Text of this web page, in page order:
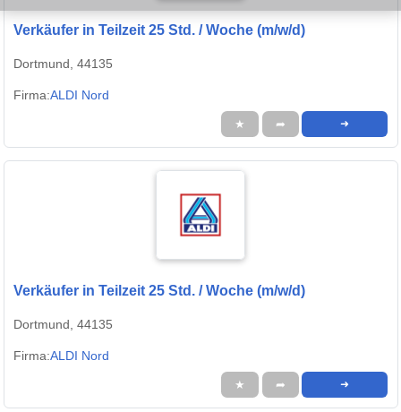
Verkäufer in Teilzeit 25 Std. / Woche (m/w/d)
Dortmund, 44135
Firma:ALDI Nord
★ ➦ ➜
Verkäufer in Teilzeit 25 Std. / Woche (m/w/d)
Dortmund, 44135
Firma:ALDI Nord
★ ➦ ➜